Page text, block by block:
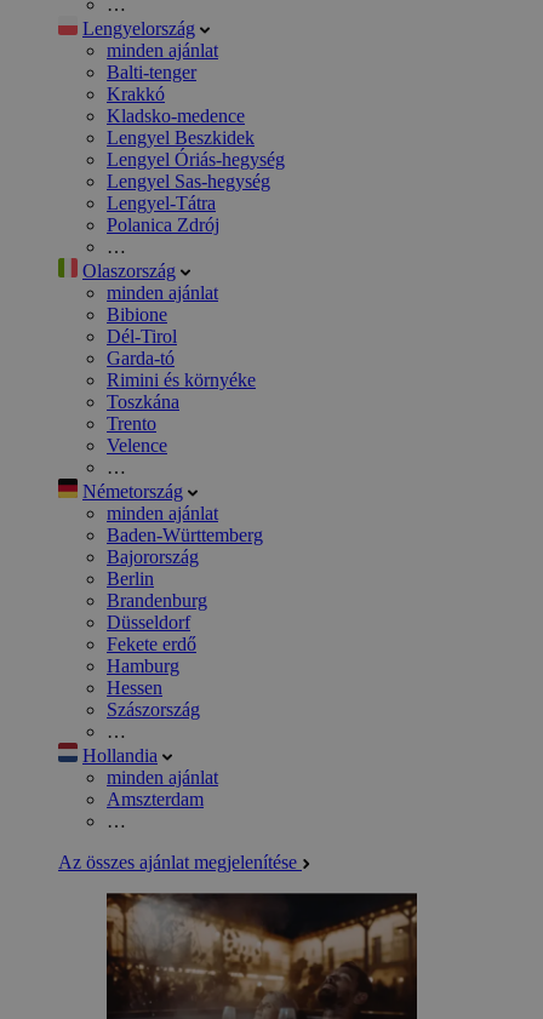
…
Lengyelország
minden ajánlat
Balti-tenger
Krakkó
Kladsko-medence
Lengyel Beszkidek
Lengyel Óriás-hegység
Lengyel Sas-hegység
Lengyel-Tátra
Polanica Zdrój
…
Olaszország
minden ajánlat
Bibione
Dél-Tirol
Garda-tó
Rimini és környéke
Toszkána
Trento
Velence
…
Németország
minden ajánlat
Baden-Württemberg
Bajorország
Berlin
Brandenburg
Düsseldorf
Fekete erdő
Hamburg
Hessen
Szászország
…
Hollandia
minden ajánlat
Amszterdam
…
Az összes ajánlat megjelenítése